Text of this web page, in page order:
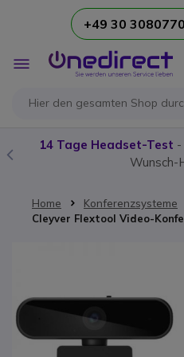
Zum Inhalt springen+49 30
Navigation
umschalten
14 Tage Headset-Test
Wunsch-
Home Konferenzsysteme
Cleyver Flextool Video-